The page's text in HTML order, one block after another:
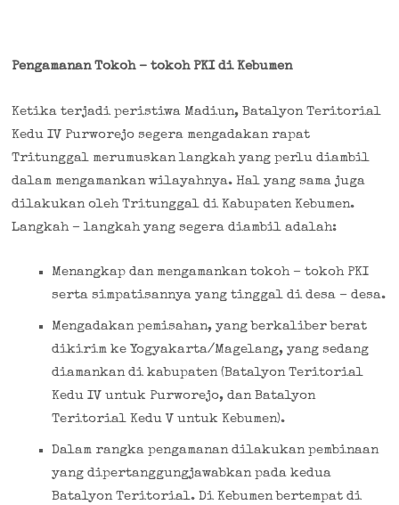
Pengamanan Tokoh – tokoh PKI di Kebumen
Ketika terjadi peristiwa Madiun, Batalyon Teritorial
Kedu IV Purworejo segera mengadakan rapat
Tritunggal merumuskan langkah yang perlu diambil
dalam mengamankan wilayahnya. Hal yang sama juga
dilakukan oleh Tritunggal di Kabupaten Kebumen.
Langkah – langkah yang segera diambil adalah:
Menangkap dan mengamankan tokoh – tokoh PKI
serta simpatisannya yang tinggal di desa – desa.
Mengadakan pemisahan, yang berkaliber berat
dikirim ke Yogyakarta/Magelang, yang sedang
diamankan di kabupaten (Batalyon Teritorial
Kedu IV untuk Purworejo, dan Batalyon
Teritorial Kedu V untuk Kebumen).
Dalam rangka pengamanan dilakukan pembinaan
yang dipertanggungjawabkan pada kedua
Batalyon Teritorial. Di Kebumen bertempat di